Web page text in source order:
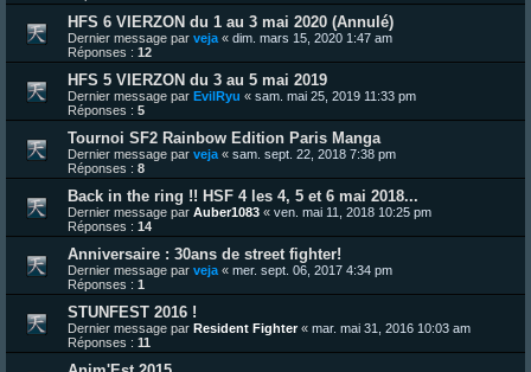
HFS 6 VIERZON du 1 au 3 mai 2020 (Annulé)
Dernier message par veja « dim. mars 15, 2020 1:47 am
Réponses : 12
HFS 5 VIERZON du 3 au 5 mai 2019
Dernier message par EvilRyu « sam. mai 25, 2019 11:33 pm
Réponses : 5
Tournoi SF2 Rainbow Edition Paris Manga
Dernier message par veja « sam. sept. 22, 2018 7:38 pm
Réponses : 8
Back in the ring !! HSF 4 les 4, 5 et 6 mai 2018...
Dernier message par Auber1083 « ven. mai 11, 2018 10:25 pm
Réponses : 14
Anniversaire : 30ans de street fighter!
Dernier message par veja « mer. sept. 06, 2017 4:34 pm
Réponses : 1
STUNFEST 2016 !
Dernier message par Resident Fighter« mar. mai 31, 2016 10:03 am
Réponses : 11